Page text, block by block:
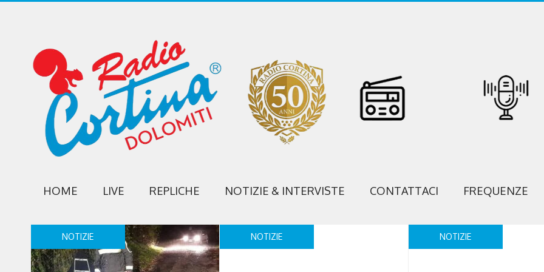
HOME LIVE REPLICHE NOTIZIE & INTERVISTE CONTATTACI FREQUENZE
NOTIZIE NOTIZIE NOTIZIE